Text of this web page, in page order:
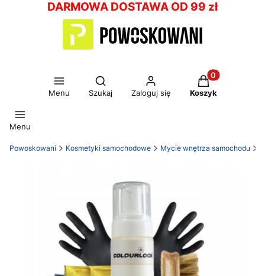
DARMOWA DOSTAWA OD 99 zł
Menu
Otwórz wyszukiwarkę
Szukaj Zaloguj się
Produkty w
Koszyk
Menu
Powoskowani Kosmetyki samochodowe Mycie wnętrza samochodu